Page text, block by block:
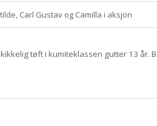
Carl Gustav og Camilla i aksjon
tøft i kumiteklassen gutter 13 år.